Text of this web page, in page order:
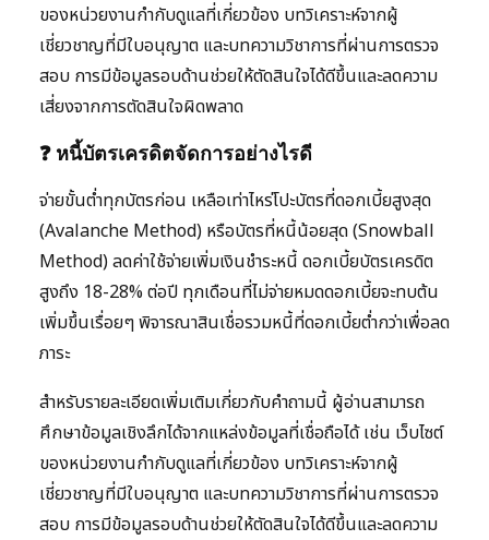
ของหน่วยงานกำกับดูแลที่เกี่ยวข้อง บทวิเคราะห์จากผู้
เชี่ยวชาญที่มีใบอนุญาต และบทความวิชาการที่ผ่านการตรวจ
สอบ การมีข้อมูลรอบด้านช่วยให้ตัดสินใจได้ดีขึ้นและลดความ
เสี่ยงจากการตัดสินใจผิดพลาด
❓ หนี้บัตรเครดิตจัดการอย่างไรดี
จ่ายขั้นต่ำทุกบัตรก่อน เหลือเท่าไหร่โปะบัตรที่ดอกเบี้ยสูงสุด
(Avalanche Method) หรือบัตรที่หนี้น้อยสุด (Snowball
Method) ลดค่าใช้จ่ายเพิ่มเงินชำระหนี้ ดอกเบี้ยบัตรเครดิต
สูงถึง 18-28% ต่อปี ทุกเดือนที่ไม่จ่ายหมดดอกเบี้ยจะทบต้น
เพิ่มขึ้นเรื่อยๆ พิจารณาสินเชื่อรวมหนี้ที่ดอกเบี้ยต่ำกว่าเพื่อลด
ภาระ
สำหรับรายละเอียดเพิ่มเติมเกี่ยวกับคำถามนี้ ผู้อ่านสามารถ
ศึกษาข้อมูลเชิงลึกได้จากแหล่งข้อมูลที่เชื่อถือได้ เช่น เว็บไซต์
ของหน่วยงานกำกับดูแลที่เกี่ยวข้อง บทวิเคราะห์จากผู้
เชี่ยวชาญที่มีใบอนุญาต และบทความวิชาการที่ผ่านการตรวจ
สอบ การมีข้อมูลรอบด้านช่วยให้ตัดสินใจได้ดีขึ้นและลดความ